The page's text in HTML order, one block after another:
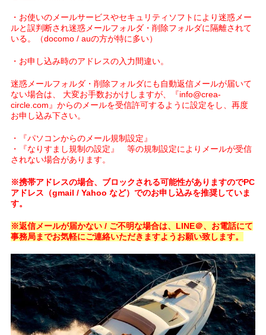
・お使いのメールサービスやセキュリティソフトにより迷惑メー
ルと誤判断され迷惑メールフォルダ・削除フォルダに隔離されて
いる。（docomo / auの方が特に多い）
・お申し込み時のアドレスの入力間違い。
迷惑メールフォルダ・削除フォルダにも自動返信メールが届いて
ない場合は、 大変お手数おかけしますが、『info@crea-
circle.com』からのメールを受信許可するように設定をし、再度
お申し込み下さい。
・『パソコンからのメール規制設定』
・『なりすまし規制の設定』 等の規制設定によりメールが受信
されない場合があります。
※携帯アドレスの場合、ブロックされる可能性がありますのでPC
アドレス（gmail / Yahoo など）でのお申し込みを推奨していま
す。
※返信メールが届かない / ご不明な場合は、LINE＠、お電話にて
事務局までお気軽にご連絡いただきますようお願い致します。